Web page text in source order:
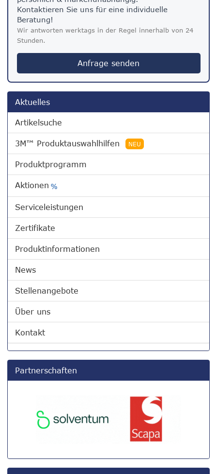
Kontaktieren Sie uns für eine individuelle
Beratung!
Wir antworten werktags in der Regel innerhalb von 24
Stunden.
Anfrage senden
Aktuelles
Artikelsuche
3M™ Produktauswahlhilfen NEU
Produktprogramm
Aktionen %
Serviceleistungen
Zertifikate
Produktinformationen
News
Stellenangebote
Über uns
Kontakt
Partnerschaften